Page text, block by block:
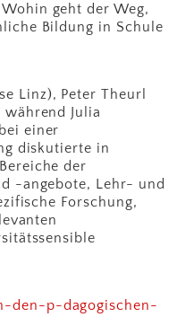
geht der Weg,
Bildung in Schule
Linz), Peter Theurl
Julia
einer
diskutierte in
der
-angebote, Lehr- und
Forschung,
den-p-dagogischen-